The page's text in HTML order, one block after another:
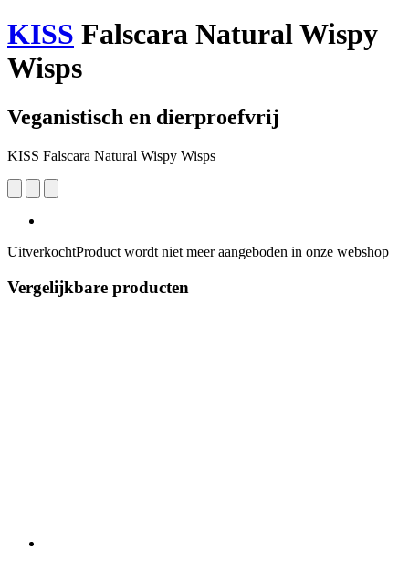
KISS Falscara Natural Wispy
Wisps
Veganistisch en dierproefvrij
KISS Falscara Natural Wispy Wisps
UitverkochtProduct wordt niet meer aangeboden in onze webshop
Vergelijkbare producten